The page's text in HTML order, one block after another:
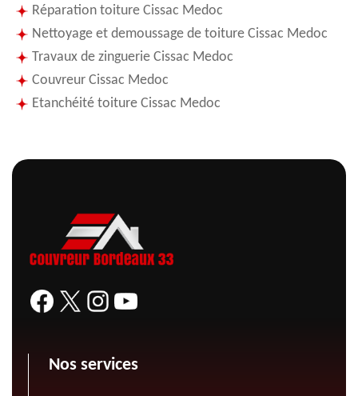
Réparation toiture Cissac Medoc
Nettoyage et demoussage de toiture Cissac Medoc
Travaux de zinguerie Cissac Medoc
Couvreur Cissac Medoc
Etanchéité toiture Cissac Medoc
Nos services